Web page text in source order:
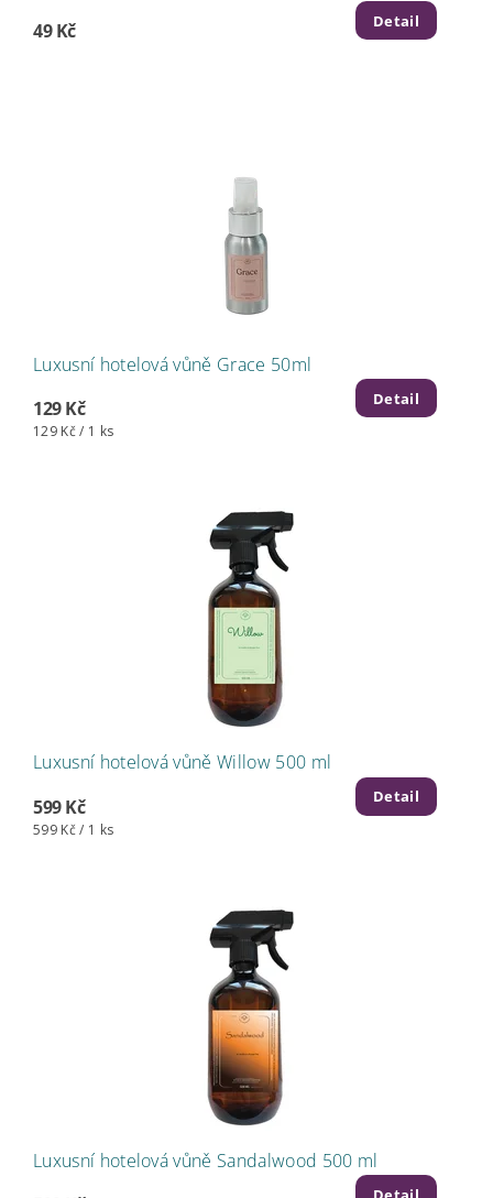
49 Kč
Detail
Luxusní hotelová vůně Grace 50ml
129 Kč
129 Kč / 1 ks
Detail
Luxusní hotelová vůně Willow 500 ml
599 Kč
599 Kč / 1 ks
Detail
Luxusní hotelová vůně Sandalwood 500 ml